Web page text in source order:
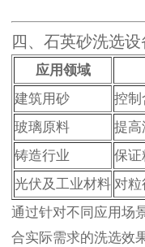
四、石英砂洗选
应用领域
建筑用砂
控制
玻璃原料
提高
铸造行业
保证
光伏及工业材料 对粒
通过针对不同应用场
合实际需求的洗选效果